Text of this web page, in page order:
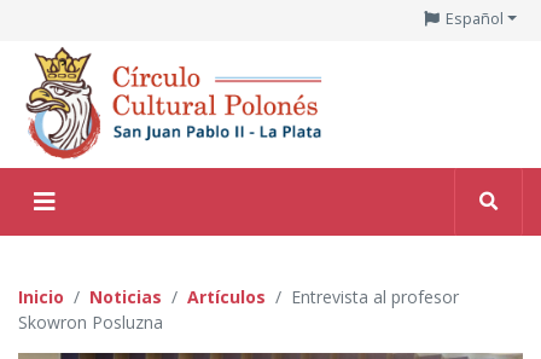
Español
Inicio Noticias Artículos
Entrevista al profesor
Skowron Posluzna